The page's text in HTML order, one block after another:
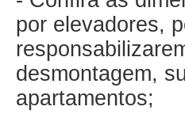
por elevadores,
desmontagem,
apartamentos;